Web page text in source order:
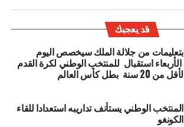
قد يعجبك
بتعليمات من جلالة الملك سيخصص اليوم
الأربعاء استقبال للمنتخب الوطني لكرة القدم
لأقل من 20 سنة بطل كأس العالم
المنتخب الوطني يستأنف تداريبه استعدادا للقاء
الكونغو